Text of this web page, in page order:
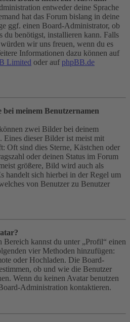
entweder deine Sprache
hat das Forum bislang in deine
ggf. einen Board-Administrator, ob
du benötigst, installieren kann. Falls
wir uns freuen, wenn du es
Informationen dazu können auf
Limited oder auf phpBB.de
meinem Benutzernamen
zwei Bilder bei deinem
Eines dieser Bilder ist meist mit
Oft sind dies Sterne, Kästchen oder
oder deinen Status im Forum
größere, Bild wird auch als
handelt sich hierbei in der Regel um
von Benutzer zu Benutzer
Bereich kannst du unter „Profil“ einen
vier Methoden hinzufügen:
oder Hochladen. Die Board-
ob und wie die Benutzer
Wenn du keinen Avatar benutzen
Administration kontaktieren.